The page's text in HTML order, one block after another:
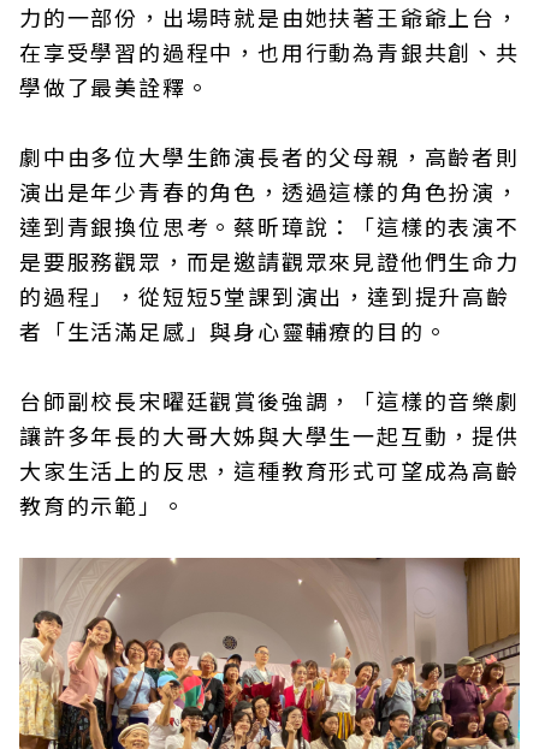
力的一部份，出場時就是由她扶著王爺爺上台，
在享受學習的過程中，也用行動為青銀共創、共
學做了最美詮釋。
劇中由多位大學生飾演長者的父母親，高齡者則
演出是年少青春的角色，透過這樣的角色扮演，
達到青銀換位思考。蔡昕璋說：「這樣的表演不
是要服務觀眾，而是邀請觀眾來見證他們生命力
的過程」，從短短5堂課到演出，達到提升高齡
者「生活滿足感」與身心靈輔療的目的。
台師副校長宋曜廷觀賞後強調，「這樣的音樂劇
讓許多年長的大哥大姊與大學生一起互動，提供
大家生活上的反思，這種教育形式可望成為高齡
教育的示範」。